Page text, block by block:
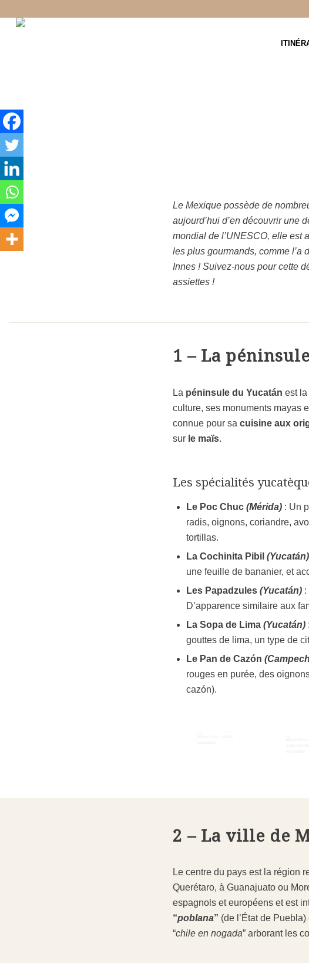
Le Mexique possède de
aujourd’hui d’en découvrir une
mondial de l’UNESCO, elle est
les plus gourmands, comme l’a
Innes ! Suivez-nous pour cette
assiettes !
1 – La
La péninsule du Yucatán est
culture, ses monuments mayas
connue pour sa cuisine aux
sur le maïs.
Les spécialités
Le Poc Chuc (Mérida): Un
radis, oignons, coriandre,
tortillas.
La Cochinita Pibil (Yucatán)
une feuille de bananier, et
Les Papadzules (Yucatán):
D’apparence similaire aux
La Sopa de Lima(Yucatán)
gouttes de lima, un type de
Le Pan de Cazón
rouges en purée, des
cazón).
2 – La ville de
Le centre du pays est la région
Querétaro, à Guanajuato ou
espagnols et européens et est
“poblana” (de l’État de
“chile en nogada” arborant les